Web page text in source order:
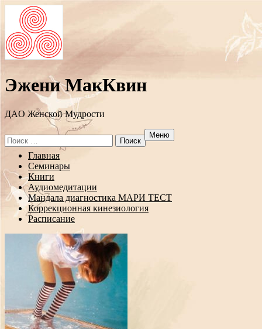
Эжени МакКвин
ДAO Женской Мудрости
Search
for:
Меню
Перейти
содержанию
Главная
Семинары
Книги
Аудиомедитации
Мандала диагностика МАРИ ТЕСТ
Коррекционная кинезиология
Расписание